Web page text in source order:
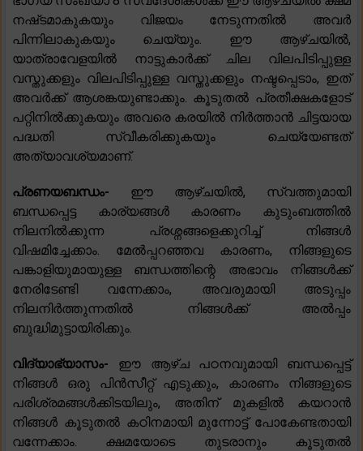
നഷ്‌ടമാകുകയും വിജയം നേടുന്നതിൽ അവർ
പിന്നിലാകുകയും ചെയ്യും. ഈ ആഴ്ചയിൽ,
യാത്രാവേളയിൽ നാട്ടുകാർക്ക് ചില വിലപിടിപ്പുള്ള
വസ്തുക്കളും വിലപിടിപ്പുള്ള വസ്തുക്കളും നഷ്ടപ്പെടാം, ഇത്
അവർക്ക് ആശങ്കയുണ്ടാക്കും. കൂടുതൽ പ്രതീക്ഷകളോട്
പറ്റിനിൽക്കുകയും അവരെ കരയിൽ നിർത്താൻ ചിട്ടയായ
പദ്ധതി സ്വീകരിക്കുകയും ചെയ്യേണ്ടത്
അത്യാവശ്യമാണ്.
പ്രണയബന്ധം- ഈ ആഴ്ചയിൽ, സ്വത്തുമായി
ബന്ധപ്പെട്ട കാര്യങ്ങൾ കാരണം കുടുംബത്തിൽ
നിലനിൽക്കുന്ന പ്രശ്നങ്ങളെക്കുറിച്ച് നിങ്ങൾ
വിഷമിച്ചേക്കാം. മേൽപ്പറഞ്ഞവ കാരണം, നിങ്ങളുടെ
പങ്കാളിയുമായുള്ള ബന്ധത്തിന്റെ അഭാവം നിങ്ങൾക്ക്
നേരിടേണ്ടി വന്നേക്കാം, അവരുമായി അടുപ്പം
നിലനിർത്തുന്നതിൽ നിങ്ങൾക്ക് അൽപ്പം
ബുദ്ധിമുട്ടായിരിക്കും.
വിദ്യാഭ്യാസം- ഈ ആഴ്ച പഠനവുമായി ബന്ധപ്പെട്ട്
നിങ്ങൾ ഒരു പിൻസീറ്റ് എടുക്കും, കാരണം നിങ്ങളുടെ
പരിശ്രമങ്ങൾക്കിടയിലും, അതിന് മുകളിൽ കയറാൻ
നിങ്ങൾ കൂടുതൽ കഠിനമായി മുന്നോട്ട് പോകേണ്ടതായി
വന്നേക്കാം. ക്ഷമയോടെ തുടരാനും കൂടുതൽ